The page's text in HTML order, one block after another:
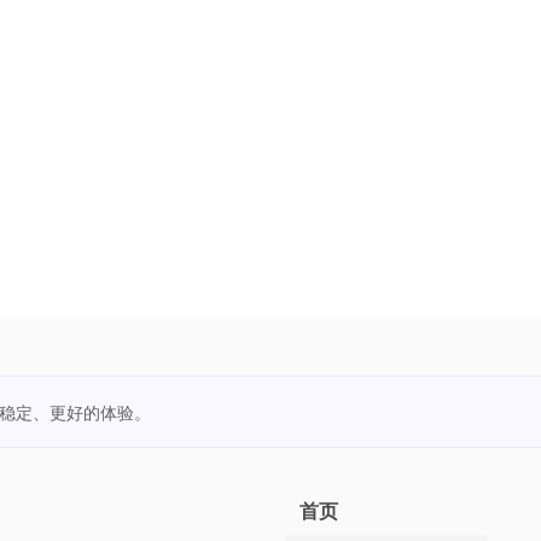
定、更好的体验。
首页